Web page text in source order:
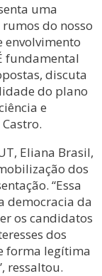
uma
do nosso
envolvimento
fundamental
discuta
do plano
e
Eliana Brasil,
dos
“Essa
democracia da
os candidatos
dos
forma legítima
ressaltou.